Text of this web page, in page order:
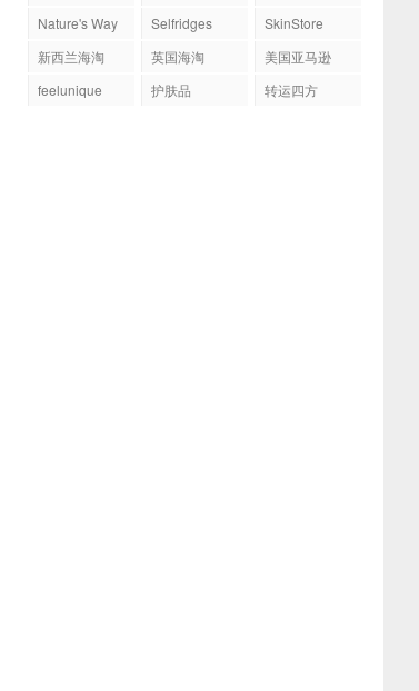
Nature's Way
Selfridges
SkinStore
新西兰海淘
英国海淘
美国亚马逊
feelunique
护肤品 转运四方